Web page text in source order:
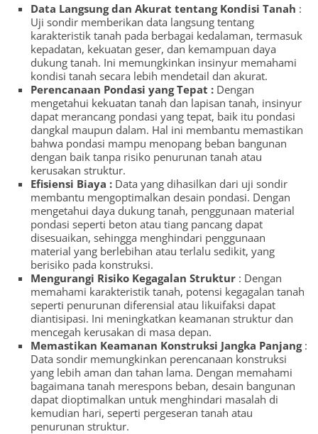
Data Langsung dan Akurat tentang Kondisi Tanah :
Uji sondir memberikan data langsung tentang
karakteristik tanah pada berbagai kedalaman, termasuk
kepadatan, kekuatan geser, dan kemampuan daya
dukung tanah. Ini memungkinkan insinyur memahami
kondisi tanah secara lebih mendetail dan akurat.
Perencanaan Pondasi yang Tepat : Dengan
mengetahui kekuatan tanah dan lapisan tanah, insinyur
dapat merancang pondasi yang tepat, baik itu pondasi
dangkal maupun dalam. Hal ini membantu memastikan
bahwa pondasi mampu menopang beban bangunan
dengan baik tanpa risiko penurunan tanah atau
kerusakan struktur.
Efisiensi Biaya : Data yang dihasilkan dari uji sondir
membantu mengoptimalkan desain pondasi. Dengan
mengetahui daya dukung tanah, penggunaan material
pondasi seperti beton atau tiang pancang dapat
disesuaikan, sehingga menghindari penggunaan
material yang berlebihan atau terlalu sedikit, yang
berisiko pada konstruksi.
Mengurangi Risiko Kegagalan Struktur : Dengan
memahami karakteristik tanah, potensi kegagalan tanah
seperti penurunan diferensial atau likuifaksi dapat
diantisipasi. Ini meningkatkan keamanan struktur dan
mencegah kerusakan di masa depan.
Memastikan Keamanan Konstruksi Jangka Panjang:
Data sondir memungkinkan perencanaan konstruksi
yang lebih aman dan tahan lama. Dengan memahami
bagaimana tanah merespons beban, desain bangunan
dapat dioptimalkan untuk menghindari masalah di
kemudian hari, seperti pergeseran tanah atau
penurunan struktur.